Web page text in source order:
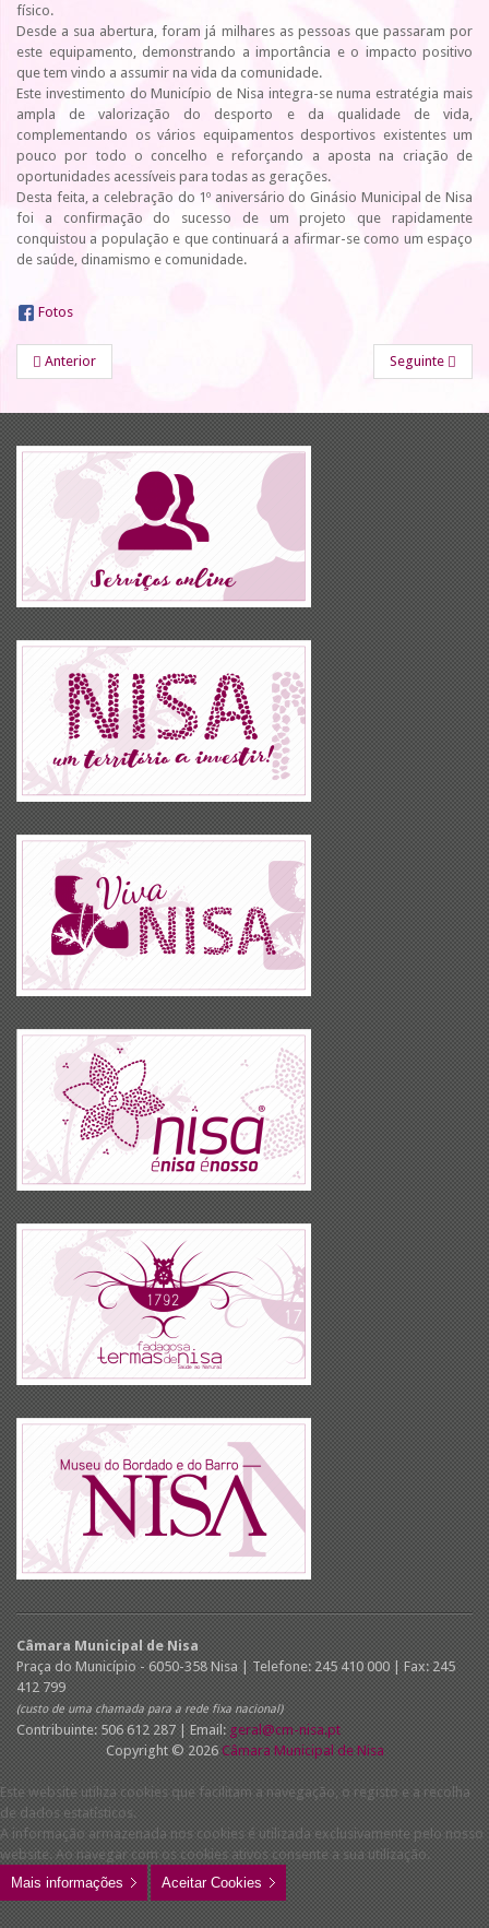
físico.
Desde a sua abertura, foram já milhares as pessoas que passaram por
este equipamento, demonstrando a importância e o impacto positivo
que tem vindo a assumir na vida da comunidade.
Este investimento do Município de Nisa integra-se numa estratégia mais
ampla de valorização do desporto e da qualidade de vida,
complementando os vários equipamentos desportivos existentes um
pouco por todo o concelho e reforçando a aposta na criação de
oportunidades acessíveis para todas as gerações.
Desta feita, a celebração do 1º aniversário do Ginásio Municipal de Nisa
foi a confirmação do sucesso de um projeto que rapidamente
conquistou a população e que continuará a afirmar-se como um espaço
de saúde, dinamismo e comunidade.
Fotos
Anterior Seguinte
Câmara Municipal de Nisa
Praça do Município - 6050-358 Nisa | Telefone: 245 410 000 | Fax: 245
412 799
(custo de uma chamada para a rede fixa nacional)
Contribuinte: 506 612 287 | Email: geral@cm-nisa.pt
Copyright © 2026 Câmara Municipal de Nisa
Este website utiliza cookies que facilitam a navegação, o registo e a recolha
de dados estatísticos.
A informação armazenada nos cookies é utilizada exclusivamente pelo nosso
website. Ao navegar com os cookies ativos consente a sua utilização.
Mais informações
Aceitar Cookies